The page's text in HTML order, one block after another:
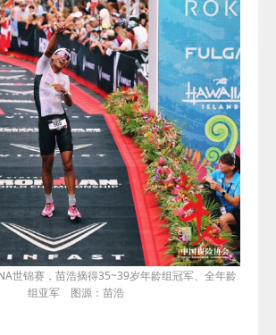
世锦赛 ，苗浩摘得35~39岁年龄组冠军、全年龄
组亚军 图源：苗浩